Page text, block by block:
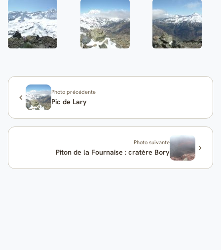
Photo précédente
Pic de Lary
Photo suivante
Piton de la Fournaise : cratère Bory